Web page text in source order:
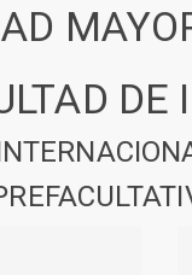
DE